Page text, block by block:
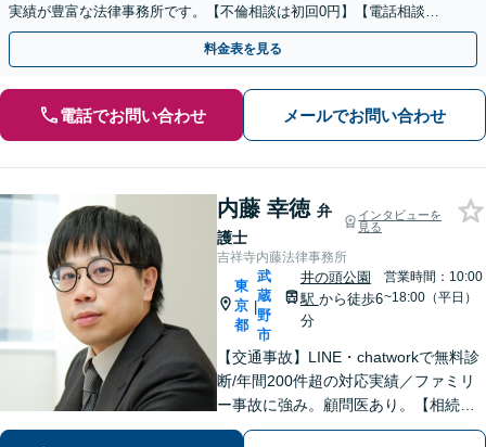
実績が豊富な法律事務所です。【不倫相談は初回0円】【電話相談で
ご契約まで対応可/来所不要】
料金表を見る
電話でお問い合わせ メールでお問い合わせ
内藤 幸徳 弁
護士
インタビューを
見る
吉祥寺内藤法律事務所
東
京
都
|
武
蔵
野
市
井の頭公園
駅 から徒歩6
分
営業時間：10:00
~18:00（平日）
【交通事故】LINE・chatworkで無料診
断/年間200件超の対応実績／ファミリ
ー事故に強み。顧問医あり。【相続問
題】遺産分割協議から訴訟、生前の相